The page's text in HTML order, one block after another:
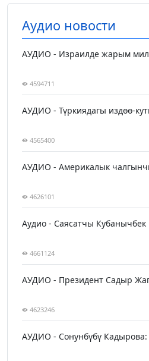
Аудио новости
АУДИО - Израилде жарым
4594711
АУДИО - Түркиядагы издөө-
4565400
АУДИО - Америкалык
4626101
Аудио - Саясатчы Кубанычбек
4661124
АУДИО - Президент Садыр
4623246
АУДИО - Сонунбүбү